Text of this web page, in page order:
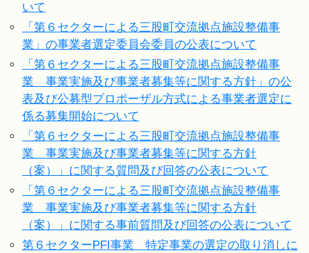
いて
「第６セクターによる三股町交流拠点施設整備事
業」の事業者選定委員会委員の公表について
「第６セクターによる三股町交流拠点施設整備事
業 事業実施及び事業者募集等に関する方針」の公
表及び公募型プロポーザル方式による事業者選定に
係る募集開始について
「第６セクターによる三股町交流拠点施設整備事
業 事業実施及び事業者募集等に関する方針
（案）」に関する質問及び回答の公表について
「第６セクターによる三股町交流拠点施設整備事
業 事業実施及び事業者募集等に関する方針
（案）」に関する事前質問及び回答の公表について
第６セクターPFI事業 特定事業の選定の取り消しに